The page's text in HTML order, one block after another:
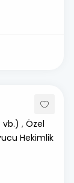
vb.) , Özel
Hekimlik